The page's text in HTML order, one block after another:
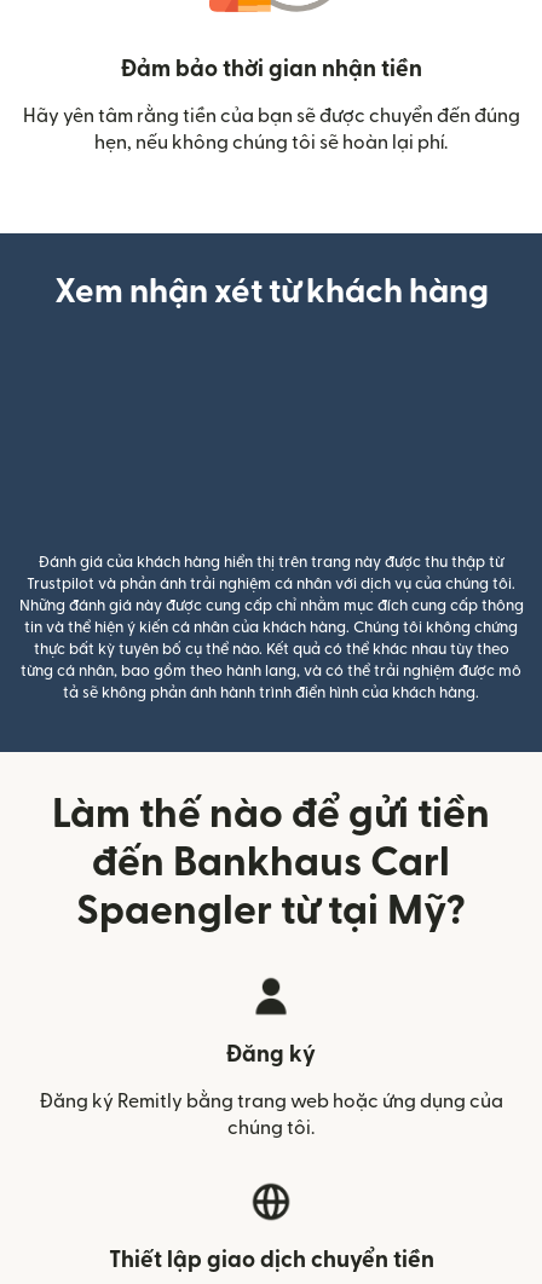
Đảm bảo thời gian nhận tiền
Hãy yên tâm rằng tiền của bạn sẽ được chuyển đến đúng
hẹn, nếu không chúng tôi sẽ hoàn lại phí.
Xem nhận xét từ khách hàng
Đánh giá của khách hàng hiển thị trên trang này được thu thập từ
Trustpilot và phản ánh trải nghiệm cá nhân với dịch vụ của chúng tôi.
Những đánh giá này được cung cấp chỉ nhằm mục đích cung cấp thông
tin và thể hiện ý kiến cá nhân của khách hàng. Chúng tôi không chứng
thực bất kỳ tuyên bố cụ thể nào. Kết quả có thể khác nhau tùy theo
từng cá nhân, bao gồm theo hành lang, và có thể trải nghiệm được mô
tả sẽ không phản ánh hành trình điển hình của khách hàng.
Làm thế nào để gửi tiền
đến Bankhaus Carl
Spaengler từ tại Mỹ?
Đăng ký
Đăng ký Remitly bằng trang web hoặc ứng dụng của
chúng tôi.
Thiết lập giao dịch chuyển tiền